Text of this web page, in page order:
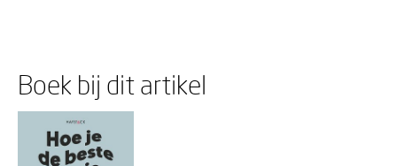
Boek bij dit artikel